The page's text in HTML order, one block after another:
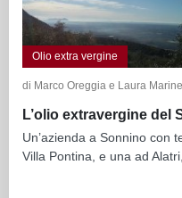
Olio extra vergine
di Marco Oreggia e Laura
L’olio extravergine del
Un’azienda a Sonnino con
Villa Pontina, e una ad Alatri,